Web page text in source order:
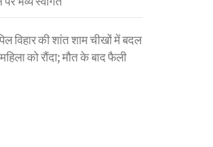
विहार की शांत शाम चीखों में बदल
को रौंदा; मौत के बाद फैली